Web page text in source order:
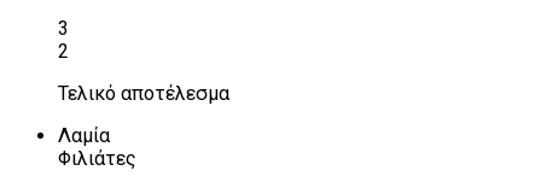
3
2
Τελικό αποτέλεσμα
Λαμία
Φιλιάτες